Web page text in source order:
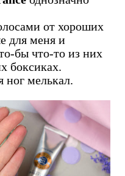
от хороших
для меня и
бы что-то из них
боксиках.
мелькал.